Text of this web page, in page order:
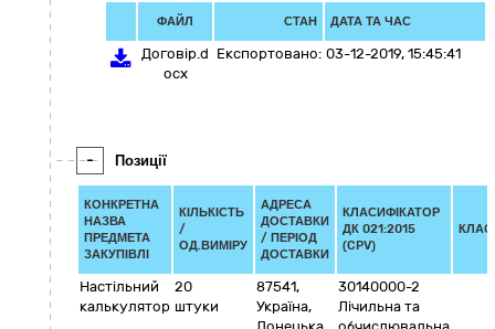
ФАЙЛ СТАН ДАТА ТА ЧАС
Договір.d
ocx
Експортовано: 03-12-2019, 15:45:41
- Позиції
КОНКРЕТНА
НАЗВА
ПРЕДМЕТА
ЗАКУПІВЛІ
КІЛЬКІСТЬ
/
ОД.ВИМІРУ
АДРЕСА
ДОСТАВКИ
/ ПЕРІОД
ДОСТАВКИ
КЛАСИФІКАТОР
ДК 021:2015
(CPV)
Настільний
калькулятор
20
штуки
87541,
Україна,
30140000-2
Лічильна та